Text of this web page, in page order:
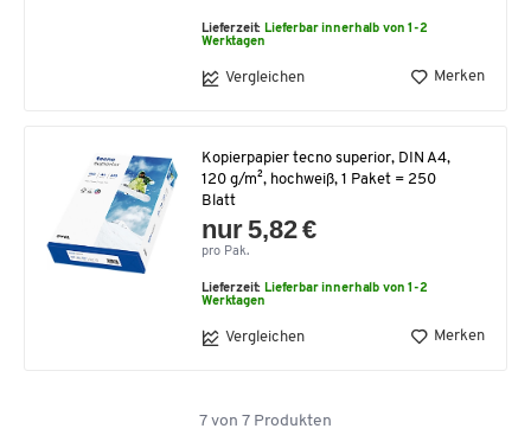
Lieferzeit: Lieferbar innerhalb von 1-2
Werktagen
Vergleichen Merken
Kopierpapier tecno superior, DIN A4,
120 g/m², hochweiß, 1 Paket = 250
Blatt
nur 5,82 €
pro Pak.
Lieferzeit: Lieferbar innerhalb von 1-2
Werktagen
Vergleichen Merken
7 von 7 Produkten